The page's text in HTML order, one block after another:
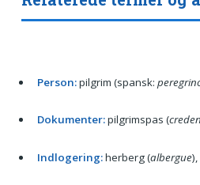
Person:pilgrim (spansk:
Dokumenter:pilgrimspas (
Indlogering:herberg (albergue